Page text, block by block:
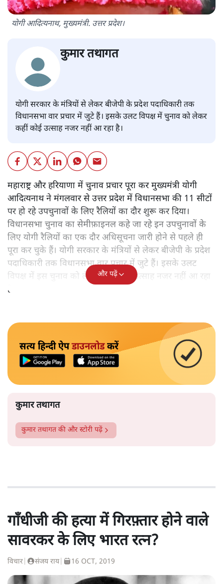
योगी आदित्यनाथ, मुख्यमंत्री. उत्तर प्रदेश।
कुमार तथागत
योगी सरकार के मंत्रियों से लेकर बीजेपी के प्रदेश पदाधिकारी तक
विधानसभा वार प्रचार में जुटे हैं। इसके उलट विपक्ष में चुनाव को लेकर
कहीं कोई उत्साह नजर नहीं आ रहा है।
महाराष्ट्र और हरियाणा में चुनाव प्रचार पूरा कर मुख्यमंत्री योगी
आदित्यनाथ ने मंगलवार से उत्तर प्रदेश में विधानसभा की 11 सीटों
पर हो रहे उपचुनावों के लिए रैलियों का दौर शुरू कर दिया।
विधानसभा चुनाव का सेमीफ़ाइनल कहे जा रहे इन उपचुनावों के
लिए योगी रैलियों का एक दौर अधिसूचना जारी होने से पहले ही
पूरा कर चुके हैं। योगी सरकार के मंत्रियों से लेकर बीजेपी के प्रदेश
पदाधिकारी तक विधानसभा वार प्रचार में जुटे हैं। इसके उलट
विपक्ष में इस चुनाव को लेकर कहीं कोई उत्साह नजर नहीं आ रहा
है।
और पढ़ें
सत्य हिन्दी ऐपडाउनलोडकरें
कुमार तथागत
कुमार तथागत की और स्टोरी पढ़ें
गाँधीजी की हत्या में गिरफ़्तार होने वाले
सावरकर के लिए भारत रत्न?
विचार संजय राय| 16 OCT, 2019